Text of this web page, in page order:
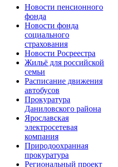
Новости пенсионного
фонда
Новости фонда
социального
страхования
Новости Росреестра
Жильё для российской
семьи
Расписание движения
автобусов
Прокуратура
Даниловского района
Ярославская
электросетевая
компания
Природоохранная
прокуратура
Региональный проект